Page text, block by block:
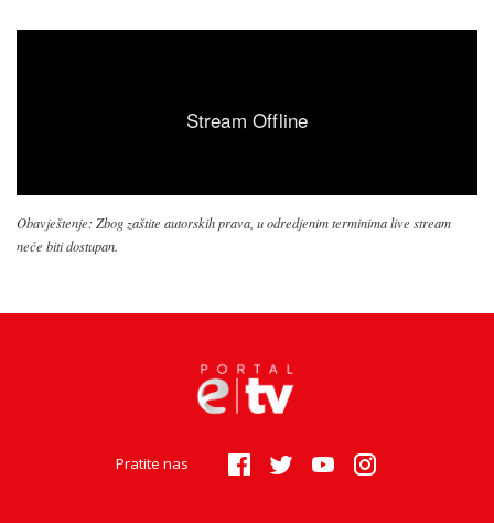
Obavještenje: Zbog zaštite autorskih prava, u odredjenim terminima live stream
neće biti dostupan.
Pratite nas